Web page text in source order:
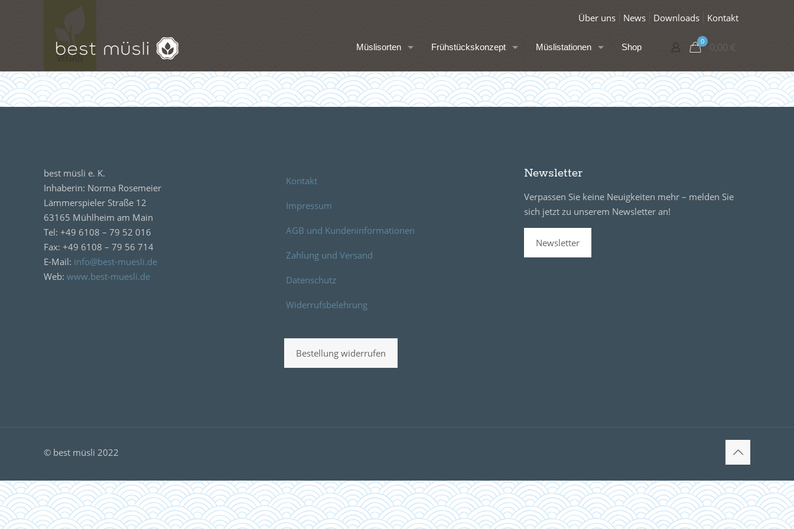
Über uns News Downloads Kontakt
Müslisorten Frühstückskonzept Müslistationen Shop
0 0,00 €
best müsli e. K.
Inhaberin: Norma Rosemeier
Lämmerspieler Straße 12
63165 Mühlheim am Main
Tel: +49 6108 – 79 52 016
Fax: +49 6108 – 79 56 714
E-Mail: info@best-muesli.de
Web: www.best-muesli.de
Kontakt
Impressum
AGB und Kundeninformationen
Zahlung und Versand
Datenschutz
Widerrufsbelehrung
Bestellung widerrufen
Newsletter
Verpassen Sie keine Neuigkeiten mehr – melden Sie
sich jetzt zu unserem Newsletter an!
Newsletter
© best müsli 2022